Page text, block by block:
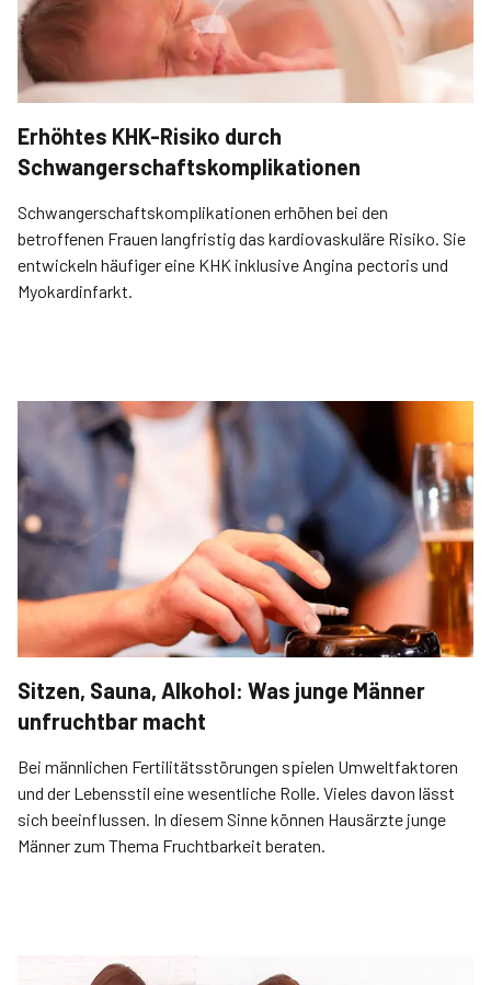
Erhöhtes KHK-Risiko durch
Schwangerschaftskomplikationen
Schwangerschaftskomplikationen erhöhen bei den
betroffenen Frauen langfristig das kardiovaskuläre Risiko. Sie
entwickeln häufiger eine KHK inklusive Angina pectoris und
Myokardinfarkt.
Sitzen, Sauna, Alkohol: Was junge Männer
unfruchtbar macht
Bei männlichen Fertilitätsstörungen spielen Umweltfaktoren
und der Lebensstil eine wesentliche Rolle. ­Vieles davon lässt
sich beeinflussen. In diesem Sinne können Hausärzte junge
Männer zum Thema Fruchtbarkeit beraten.